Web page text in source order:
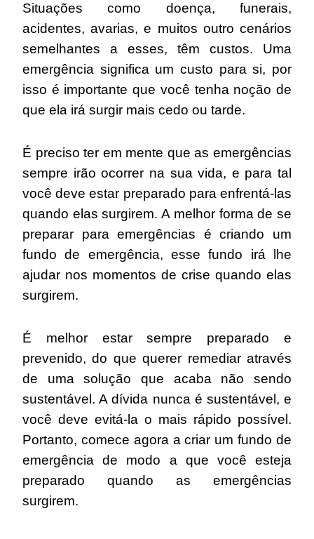
Situações como doença, funerais,
acidentes, avarias, e muitos outro cenários
semelhantes a esses, têm custos. Uma
emergência significa um custo para si, por
isso é importante que você tenha noção de
que ela irá surgir mais cedo ou tarde.
É preciso ter em mente que as emergências
sempre irão ocorrer na sua vida, e para tal
você deve estar preparado para enfrentá-las
quando elas surgirem. A melhor forma de se
preparar para emergências é criando um
fundo de emergência, esse fundo irá lhe
ajudar nos momentos de crise quando elas
surgirem.
É melhor estar sempre preparado e
prevenido, do que querer remediar através
de uma solução que acaba não sendo
sustentável. A dívida nunca é sustentável, e
você deve evitá-la o mais rápido possível.
Portanto, comece agora a criar um fundo de
emergência de modo a que você esteja
preparado quando as emergências
surgirem.